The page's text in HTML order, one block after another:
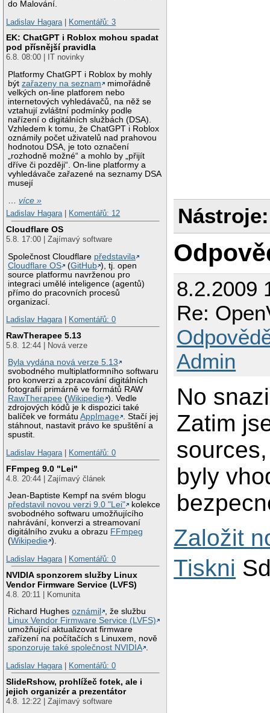
do Malování.
Ladislav Hagara
Komentářů: 3
EK: ChatGPT i Roblox mohou spadat
pod přísnější pravidla
6.8. 08:00 | IT novinky
Platformy ChatGPT i Roblox by mohly
býtzařazeny na seznam
mimořádně
velkých on-line platforem nebo
internetových vyhledávačů, na něž se
vztahují zvláštní podmínky podle
nařízení o digitálních službách (DSA).
Vzhledem k tomu, že ChatGPT i Roblox
oznámily počet uživatelů nad prahovou
hodnotou DSA, je toto označení
„rozhodně možné“ a mohlo by „přijít
dříve či později“. On-line platformy a
vyhledávače zařazené na seznamy DSA
musejí
…více »
Ladislav Hagara| Komentářů: 12
Cloudflare OS
5.8. 17:00 | Zajímavý software
Společnost Cloudflare představila
Cloudflare OS
(GitHub ), tj. open
source platformu navrženou pro
integraci umělé inteligence (agentů)
přímo do pracovních procesů
organizací.
Ladislav Hagara| Komentářů: 0
RawTherapee 5.13
5.8. 12:44 | Nová verze
Byla vydána nová verze 5.13
svobodného multiplatformního softwaru
pro konverzi a zpracování digitálních
fotografií primárně ve formátů RAW
RawTherapee (Wikipedie ). Vedle
zdrojových kódů je k dispozici také
balíček ve formátuAppImage . Stačí jej
stáhnout, nastavit právo ke spuštění a
spustit.
Ladislav Hagara| Komentářů: 0
FFmpeg 9.0 "Lei"
4.8. 20:44 | Zajímavý článek
Jean-Baptiste Kempf na svém blogu
představil novou verzi 9.0 "Lei"
kolekce
svobodného softwaru umožňujícího
nahrávání, konverzi a streamovaní
digitálního zvuku a obrazu FFmpeg
(Wikipedie ).
Ladislav Hagara| Komentářů: 0
NVIDIA sponzorem služby Linux
Vendor Firmware Service (LVFS)
4.8. 20:11 | Komunita
Richard Hughesoznámil
, že službu
Linux Vendor Firmware Service (LVFS)
umožňující aktualizovat firmware
zařízení na počítačích s Linuxem, nově
sponzoruje také společnost NVIDIA .
Ladislav Hagara| Komentářů: 0
SlideRshow, prohlížeč fotek, ale i
jejich organizér a prezentátor
4.8. 12:22 | Zajímavý software
Nástroje:
8.2.2009
Re:
Admin
No
Zatim
byly
Založit
Tiskni